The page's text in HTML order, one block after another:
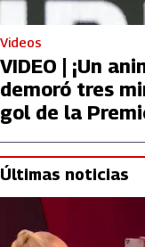
Videos
VIDEO | ¡Un
demoró tres
gol de la
Últimas noticias